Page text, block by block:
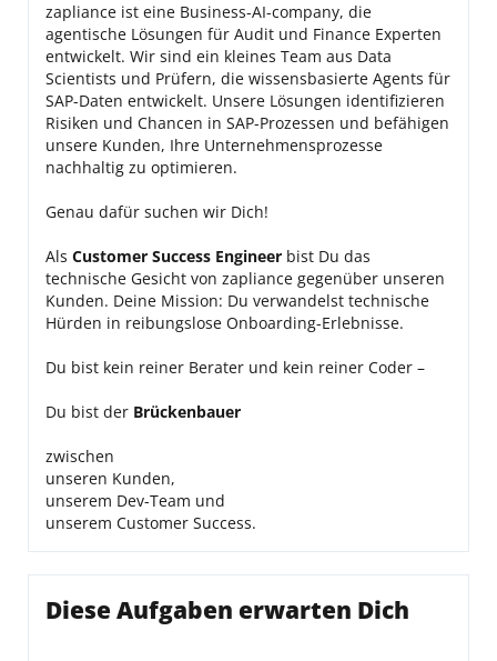
zapliance ist eine Business-AI-company, die
agentische Lösungen für Audit und Finance Experten
entwickelt. Wir sind ein kleines Team aus Data
Scientists und Prüfern, die wissensbasierte Agents für
SAP-Daten entwickelt. Unsere Lösungen identifizieren
Risiken und Chancen in SAP-Prozessen und befähigen
unsere Kunden, Ihre Unternehmensprozesse
nachhaltig zu optimieren.
Genau dafür suchen wir Dich!
Als Customer Success Engineer bist Du das
technische Gesicht von zapliance gegenüber unseren
Kunden. Deine Mission: Du verwandelst technische
Hürden in reibungslose Onboarding-Erlebnisse.
Du bist kein reiner Berater und kein reiner Coder –
Du bist der Brückenbauer
zwischen
unseren Kunden,
unserem Dev-Team und
unserem Customer Success.
Diese Aufgaben erwarten Dich